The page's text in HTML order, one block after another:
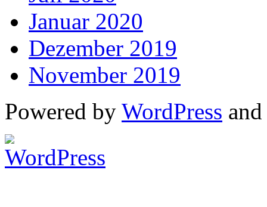
Januar 2020
Dezember 2019
November 2019
Powered by WordPress